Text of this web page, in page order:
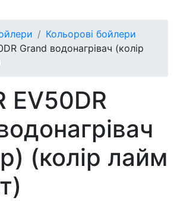
Кольорові бойлери
Grand водонагрівач (колір
EV50DR
(колір лайм